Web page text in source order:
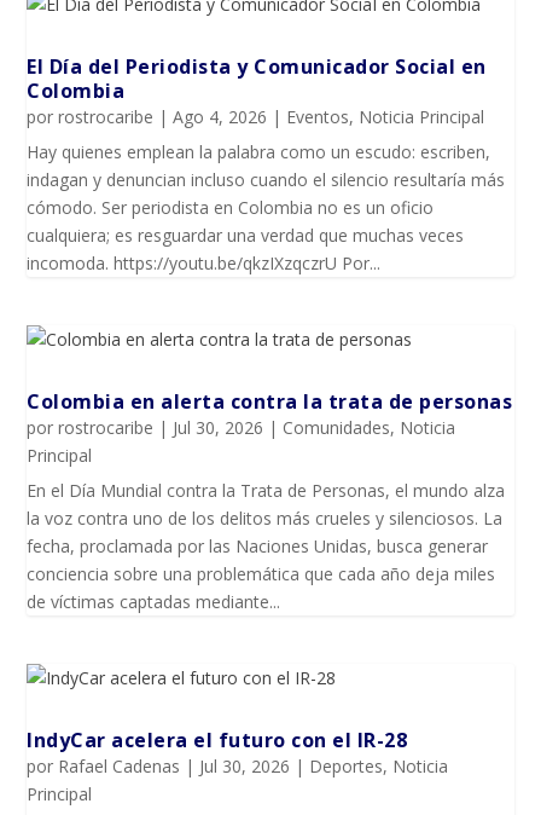
El Día del Periodista y Comunicador SociaI en
Colombia
porrostrocaribe |Ago 4, 2026 | Eventos, Noticia Principal
Hay quienes emplean la palabra como un escudo: escriben,
indagan y denuncian incluso cuando el silencio resultaría más
cómodo. Ser periodista en Colombia no es un oficio
cualquiera; es resguardar una verdad que muchas veces
incomoda. https://youtu.be/qkzIXzqczrU Por...
Colombia en alerta contra la trata de personas
porrostrocaribe | Jul 30, 2026 | Comunidades, Noticia
Principal
En el Día Mundial contra la Trata de Personas, el mundo alza
la voz contra uno de los delitos más crueles y silenciosos. La
fecha, proclamada por las Naciones Unidas, busca generar
conciencia sobre una problemática que cada año deja miles
de víctimas captadas mediante...
IndyCar acelera el futuro con el IR-28
por Rafael Cadenas | Jul 30, 2026 | Deportes, Noticia
Principal